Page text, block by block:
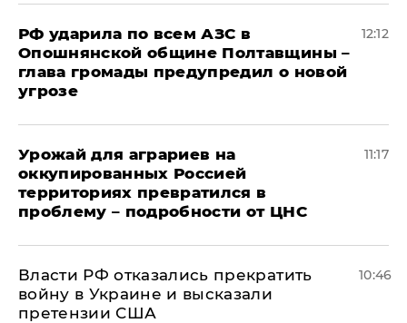
РФ ударила по всем АЗС в
Опошнянской общине Полтавщины –
глава громады предупредил о новой
угрозе
12:12
Урожай для аграриев на
оккупированных Россией
территориях превратился в
проблему – подробности от ЦНС
11:17
Власти РФ отказались прекратить
войну в Украине и высказали
претензии США
10:46